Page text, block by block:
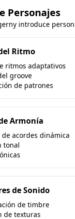
Personajes
introduce
Ritmo
ritmos adaptativos
groove
de patrones
Armonía
de acordes dinámica
tonal
de Sonido
de timbre
de texturas